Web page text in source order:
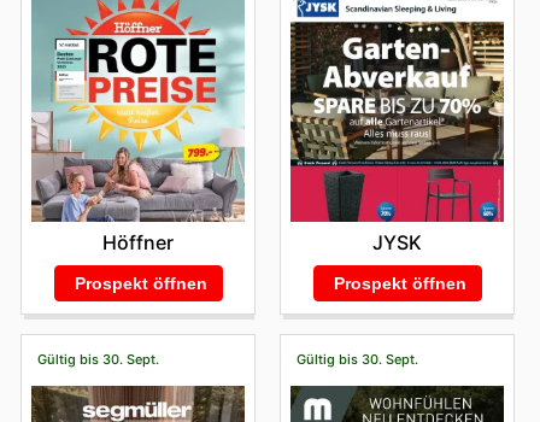
Höffner
Prospekt öffnen
JYSK
Prospekt öffnen
Gültig bis 30. Sept. Gültig bis 30. Sept.